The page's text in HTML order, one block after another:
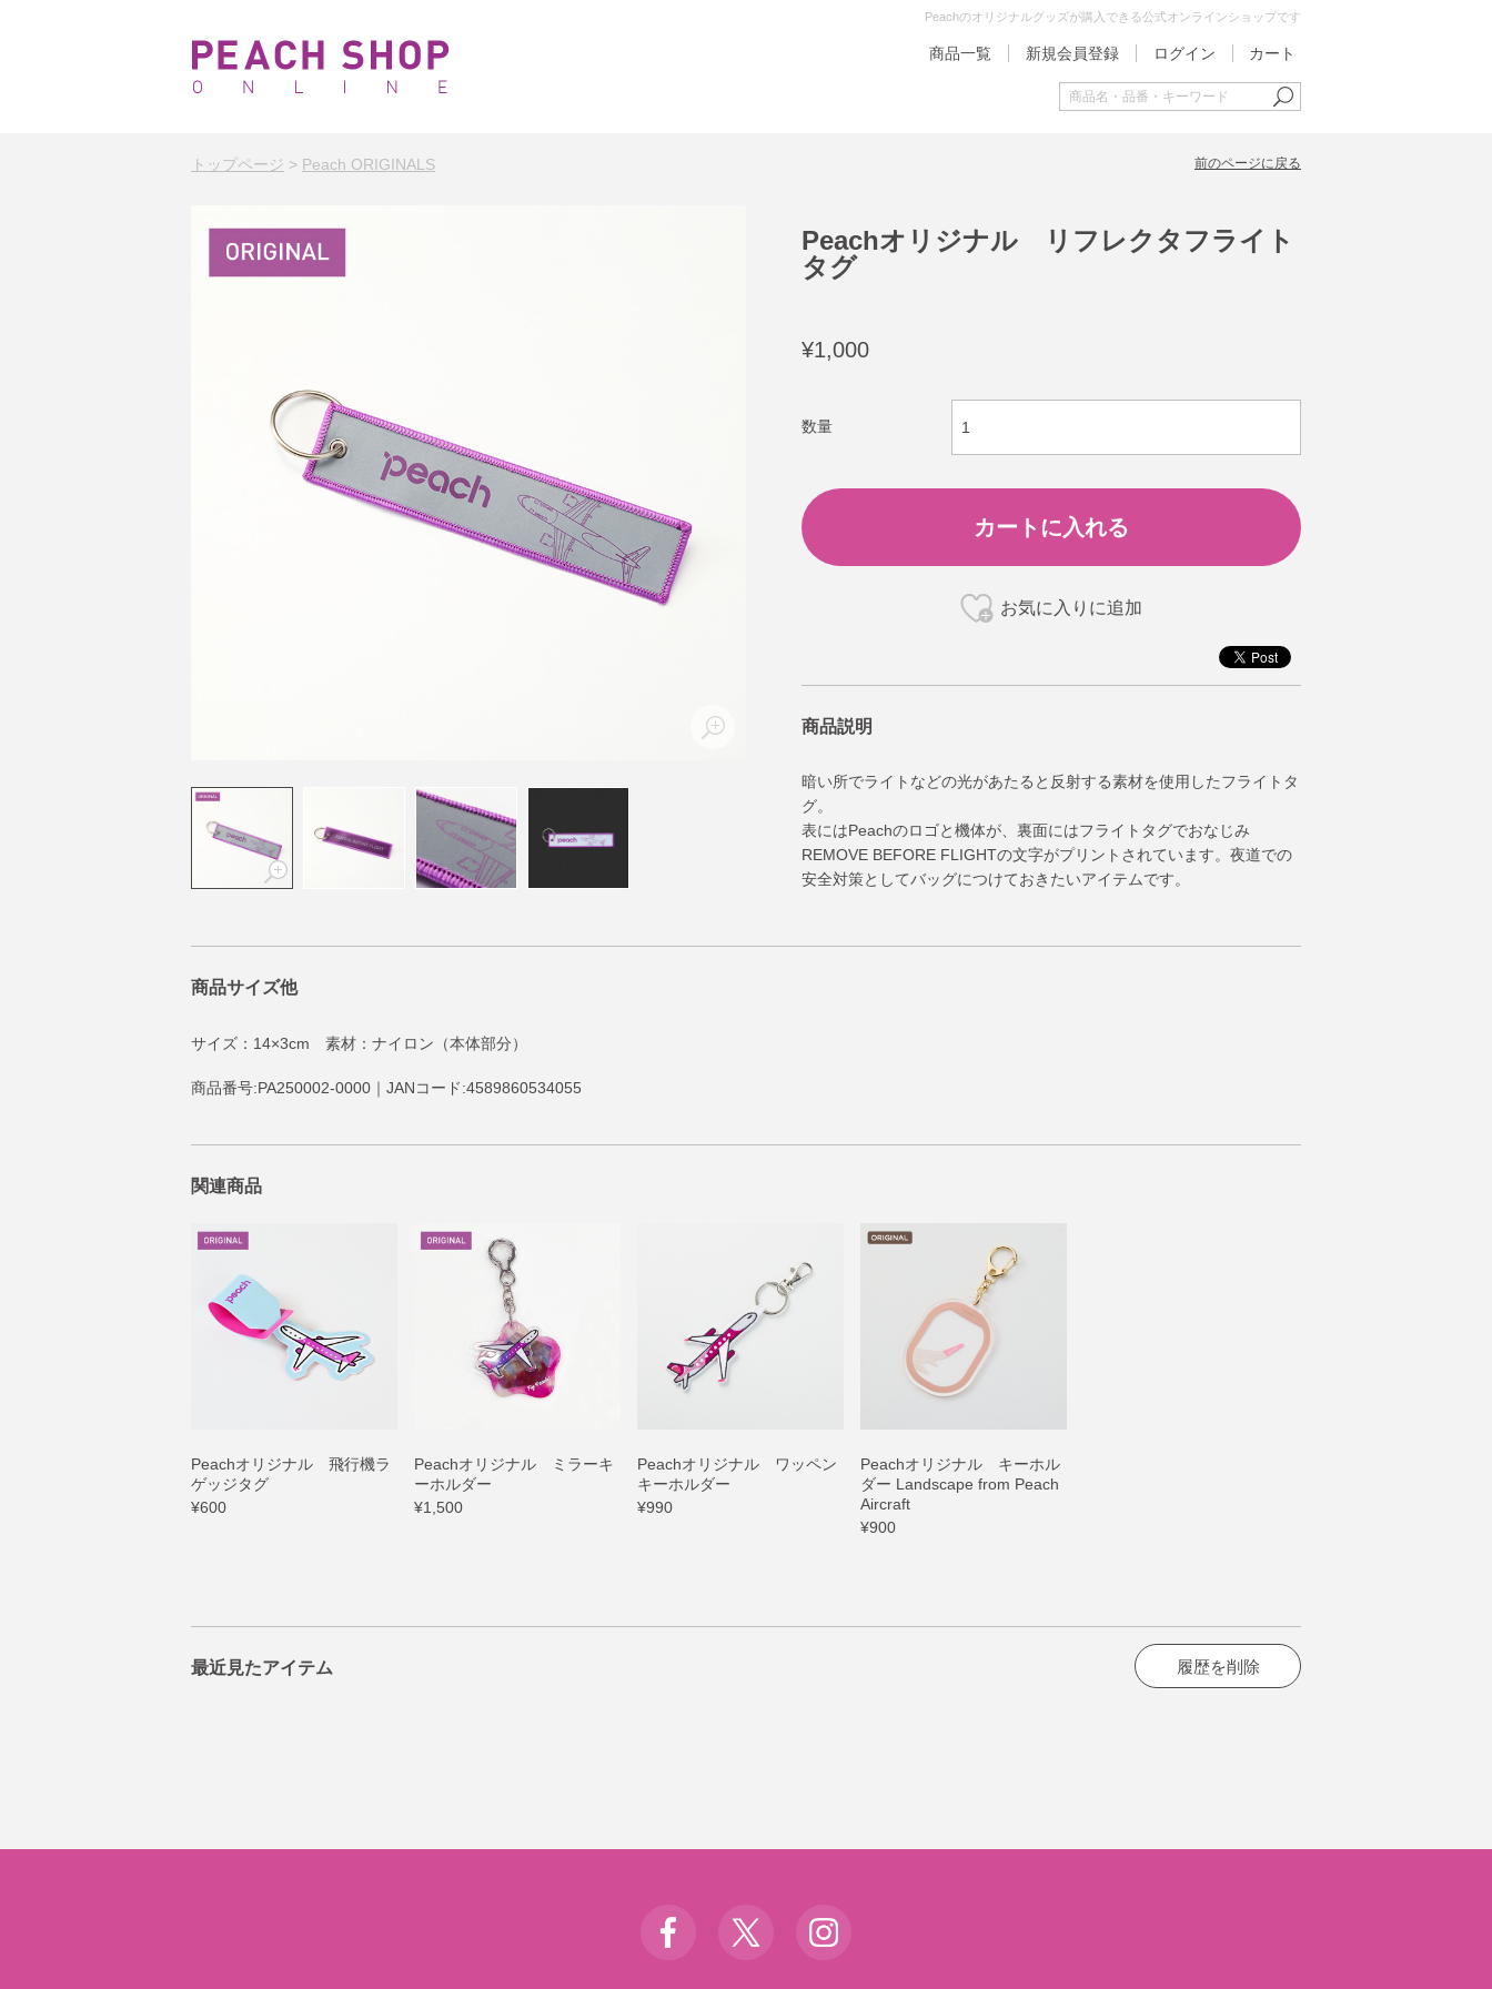
Peachのオリジナルグッズが購入できる公式オンラインショップです
商品一覧 新規会員登録 ログイン カート
トップページ > Peach ORIGINALS 前のページに戻る
Peachオリジナル リフレクタフライト
タグ
¥1,000
数量
商品説明
暗い所でライトなどの光があたると反射する素材を使用したフライトタ
グ。
表にはPeachのロゴと機体が、裏面にはフライトタグでおなじみ
REMOVE BEFORE FLIGHTの文字がプリントされています。夜道での
安全対策としてバッグにつけておきたいアイテムです。
商品サイズ他
サイズ：14×3cm 素材：ナイロン（本体部分）
商品番号:PA250002-0000｜JANコード:4589860534055
関連商品
Peachオリジナル 飛行機ラ
ゲッジタグ
¥600
Peachオリジナル ミラーキ
ーホルダー
¥1,500
Peachオリジナル ワッペン
キーホルダー
¥990
Peachオリジナル キーホル
ダー Landscape from Peach
Aircraft
¥900
最近見たアイテム